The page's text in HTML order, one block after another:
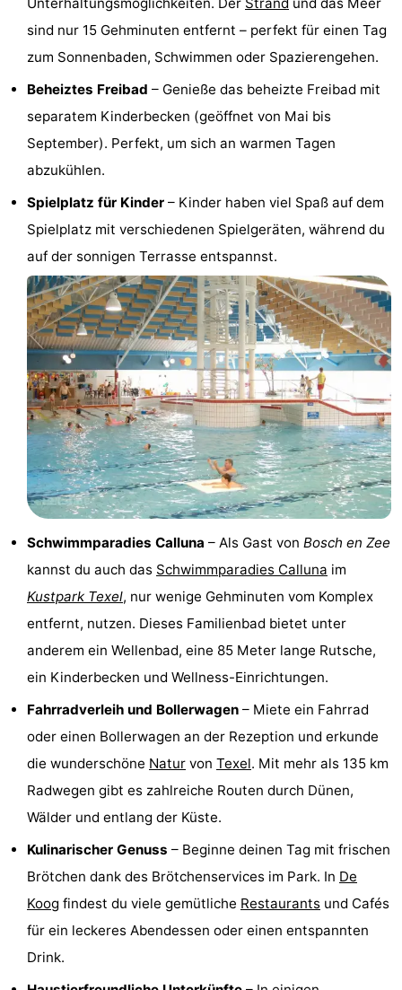
Residentie
Texel
Villapark
Vogelmient
Hotels
Zimmer
(mit
Lastminutes
Sehen
tun
Museen
Denkmäler
Kirchen
Mühlen
Aussichtspunkte
Attraktionen
Rundfahrten
Bauernhöfe
-
Spielplätze
Minigolfplätze
Natur
Führungen
Radfahren
Wandern
Reiten
Surfen
Wattwandern
Unterhaltungsmöglichkeiten. Der Strand und das Meer
sind nur 15 Gehminuten entfernt – perfekt für einen Tag
zum Sonnenbaden, Schwimmen oder Spazierengehen.
Beheiztes Freibad – Genieße das beheizte Freibad mit
separatem Kinderbecken (geöffnet von Mai bis
September). Perfekt, um sich an warmen Tagen
abzukühlen.
Spielplatz für Kinder – Kinder haben viel Spaß auf dem
Spielplatz mit verschiedenen Spielgeräten, während du
auf der sonnigen Terrasse entspannst.
Schwimmparadies Calluna – Als Gast von Bosch en Zee
kannst du auch das Schwimmparadies Calluna im
Kustpark Texel, nur wenige Gehminuten vom Komplex
entfernt, nutzen. Dieses Familienbad bietet unter
anderem ein Wellenbad, eine 85 Meter lange Rutsche,
ein Kinderbecken und Wellness-Einrichtungen.
Fahrradverleih und Bollerwagen – Miete ein Fahrrad
oder einen Bollerwagen an der Rezeption und erkunde
die wunderschöne Natur von Texel. Mit mehr als 135 km
Radwegen gibt es zahlreiche Routen durch Dünen,
Wälder und entlang der Küste.
Kulinarischer Genuss – Beginne deinen Tag mit frischen
Brötchen dank des Brötchenservices im Park. In De
Koog findest du viele gemütliche Restaurants und Cafés
für ein leckeres Abendessen oder einen entspannten
Drink.